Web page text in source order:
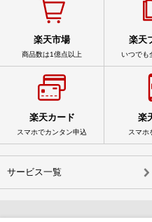
楽天市場
商品数は1億点以上
楽天
いつでも
楽天カード
スマホでカンタン申込
楽
スマホ
サービス一覧